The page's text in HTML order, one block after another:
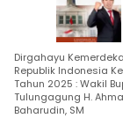
Dirgahayu
Republik Indonesia
Tahun 2025 : Wakil
Tulungagung H.
Baharudin, SM